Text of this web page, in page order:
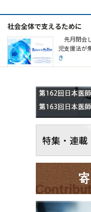
社会全体で支えるために
先月閉会
児支援法が
き